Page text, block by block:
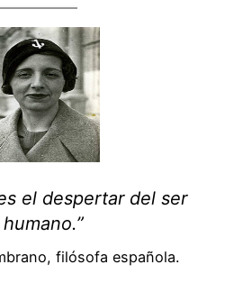
el despertar del ser
humano.”
filósofa española.